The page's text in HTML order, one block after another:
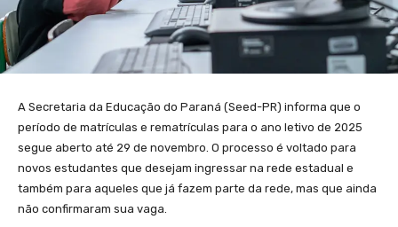
A Secretaria da Educação do Paraná (Seed-PR) informa que o
período de matrículas e rematrículas para o ano letivo de 2025
segue aberto até 29 de novembro. O processo é voltado para
novos estudantes que desejam ingressar na rede estadual e
também para aqueles que já fazem parte da rede, mas que ainda
não confirmaram sua vaga.